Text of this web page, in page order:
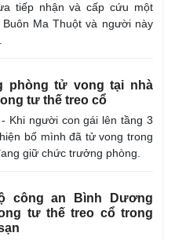
Video
Ảnh
E-Magazine
tiếp nhận và cấp cứu một
Ma Thuột và người này
phòng tử vong tại nhà
tư thế treo cổ
- Khi người con gái lên tầng 3
bố mình đã tử vong trong
giữ chức trưởng phòng.
công an Bình Dương
tư thế treo cổ trong